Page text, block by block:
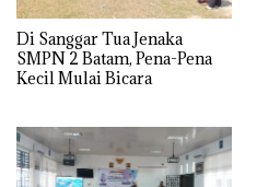
Di Sanggar Tua Jenaka
SMPN 2 Batam, Pena-Pena
Kecil Mulai Bicara